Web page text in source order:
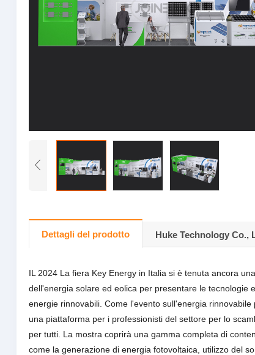
Dettagli del prodotto Huke Technology Co.,
IL 2024 La fiera Key Energy in Italia si è tenuta ancora
dell'energia solare ed eolica per presentare le tecnologie
energie rinnovabili. Come l'evento sull'energia
una piattaforma per i professionisti del settore per lo
per tutti. La mostra coprirà una gamma completa di
come la generazione di energia fotovoltaica, utilizzo del